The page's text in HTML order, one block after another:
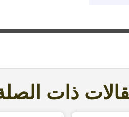
ذات